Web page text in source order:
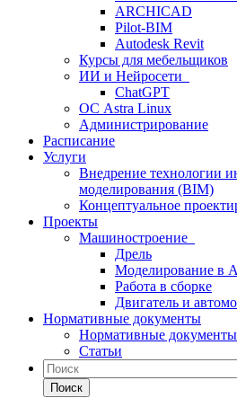
ARCHICAD
Pilot-BIM
Autodesk Revit
Курсы для мебельщиков
ИИ и Нейросети
ChatGPT
ОС Astra Linux
Администрирование
Расписание
Услуги
Внедрение технологии
моделирования (BIM)
Концептуальное
Проекты
Машиностроение
Дрель
Моделирование в
Работа в сборке
Двигатель и
Нормативные документы
Нормативные документы
Статьи
Поиск